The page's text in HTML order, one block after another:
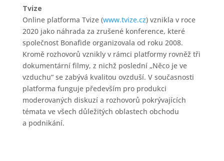
Tvize
Online platforma Tvize (www.tvize.cz) vznikla v roce
2020 jako náhrada za zrušené konference, které
společnost Bonafide organizovala od roku 2008.
Kromě rozhovorů vznikly v rámci platformy rovněž tři
dokumentární filmy, z nichž poslední „Něco je ve
vzduchu“ se zabývá kvalitou ovzduší. V současnosti
platforma funguje především pro produkci
moderovaných diskuzí a rozhovorů pokrývajících
témata ve všech důležitých oblastech obchodu
a podnikání.